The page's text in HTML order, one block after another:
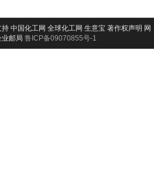
持 中国化工网 全球化工网 生意宝 著作权声明 网
业邮局 鲁ICP备09070855号-1